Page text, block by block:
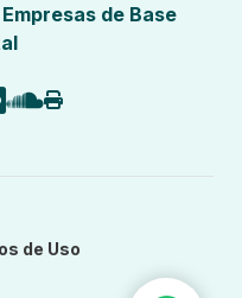
de Base
de Uso